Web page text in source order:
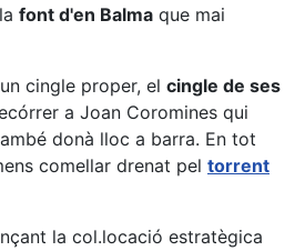
font d'en Balma que mai
cingle proper, el cingle de ses
a Joan Coromines qui
donà lloc a barra. En tot
comellar drenat pel torrent
la col.locació estratègica